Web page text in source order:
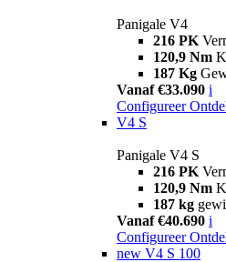
Panigale V4
216 PK
120,9 Nm
187 Kg
Vanaf €33.090 i
Configureer
V4 S
Panigale V4 S
216 PK
120,9 Nm
187 kg
Vanaf €40.690 i
Configureer
new V4 S 100